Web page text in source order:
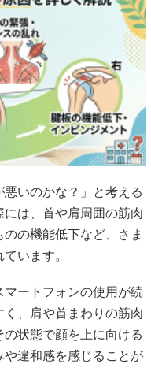
悪いのかな？」と考える
は、首や肩周囲の筋肉
の機能低下など、さま
います。
ートフォンの使用が続
く、肩や首まわりの筋肉
状態で顔を上に向ける
や違和感を感じることが